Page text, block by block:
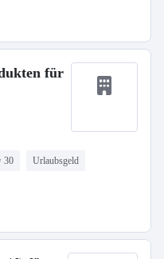
für
30 Urlaubsgeld